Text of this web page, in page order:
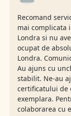
Recomand
mai complicata
Londra si nu
ocupat de
Londra.
Au ajuns cu
stabilit. Ne-au
certificatului de
exemplara.
colaborarea cu